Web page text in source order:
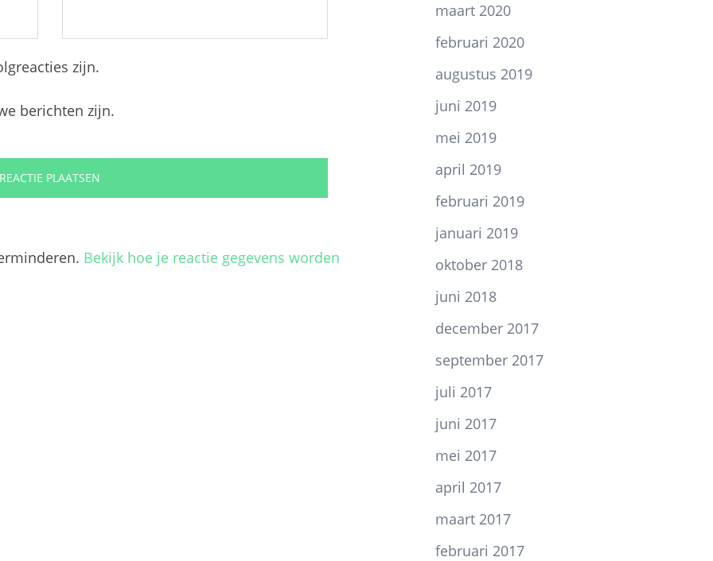
zijn.
berichten zijn.
Bekijk hoe je reactie gegevens worden
maart 2020
februari 2020
augustus 2019
juni 2019
mei 2019
april 2019
februari 2019
januari 2019
oktober 2018
juni 2018
december 2017
september 2017
juli 2017
juni 2017
mei 2017
april 2017
maart 2017
februari 2017